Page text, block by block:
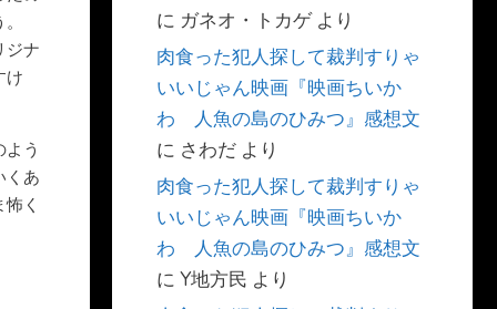
ジナ
け
う
くあ
く
に ガネオ・トカゲより
肉食った犯人探して裁判すりゃ
いいじゃん映画『映画ちいか
わ 人魚の島のひみつ』感想文
に さわだ より
肉食った犯人探して裁判すりゃ
いいじゃん映画『映画ちいか
わ 人魚の島のひみつ』感想文
に Y地方民 より